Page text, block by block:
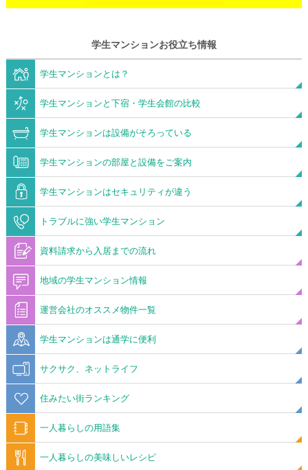
学生マンションお役立ち情報
学生マンションとは？
学生マンションと下宿・学生会館の比較
学生マンションは設備がそろっている
学生マンションの部屋と設備をご案内
学生マンションはセキュリティが違う
トラブルに強い学生マンション
資料請求から入居までの流れ
地域の学生マンション情報
運営会社のオススメ物件一覧
学生マンションは通学に便利
サクサク、ネットライフ
住みたい街ランキング
一人暮らしの用語集
一人暮らしの美味しいレシピ